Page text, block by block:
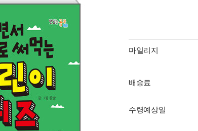
마일리지
배송료
수령예상일